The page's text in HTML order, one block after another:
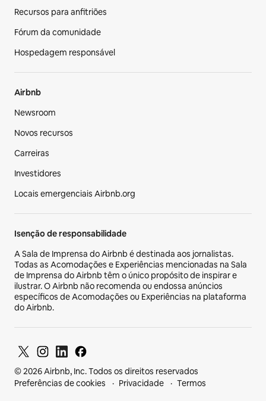
Recursos para anfitriões
Fórum da comunidade
Hospedagem responsável
Airbnb
Newsroom
Novos recursos
Carreiras
Investidores
Locais emergenciais Airbnb.org
Isenção de responsabilidade
A Sala de Imprensa do Airbnb é destinada aos jornalistas.
Todas as Acomodações e Experiências mencionadas na Sala
de Imprensa do Airbnb têm o único propósito de inspirar e
ilustrar. O Airbnb não recomenda ou endossa anúncios
específicos de Acomodações ou Experiências na plataforma
do Airbnb.
© 2026 Airbnb, Inc. Todos os direitos reservados
Preferências de cookies
Privacidade Termos